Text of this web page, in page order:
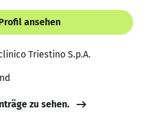
ansehen
Triestino S.p.A.
zu sehen.